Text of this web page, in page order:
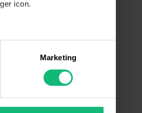
icon.
meters
who may combine it with
Marketing